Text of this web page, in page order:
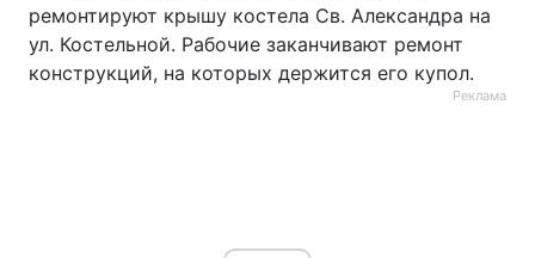
ремонтируют крышу костела Св. Александра на
ул. Костельной. Рабочие заканчивают ремонт
конструкций, на которых держится его купол.
Реклама